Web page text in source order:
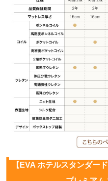
【EVA ホテルスタンダー